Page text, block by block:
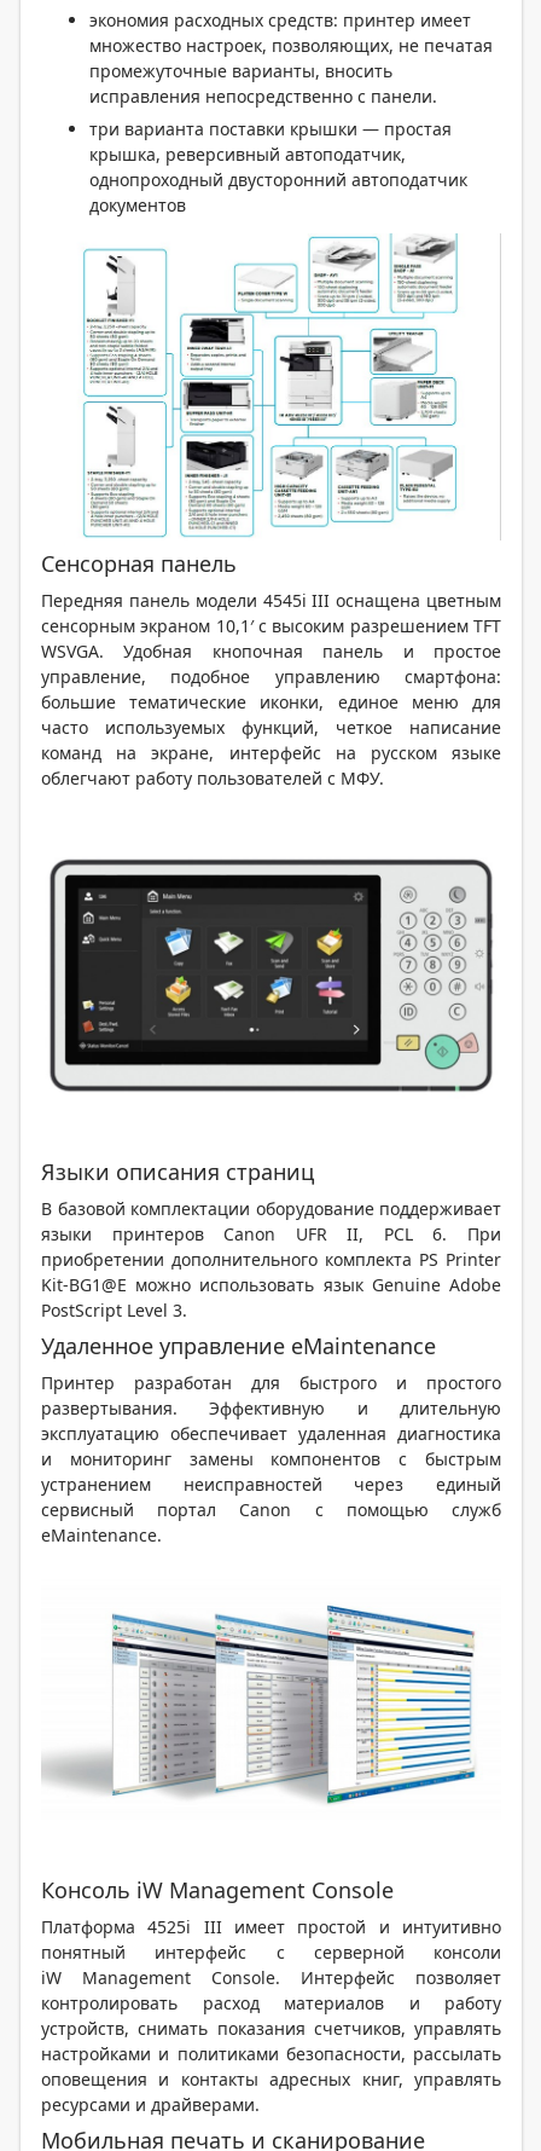
экономия расходных средств: принтер имеет
множество настроек, позволяющих, не печатая
промежуточные варианты, вносить
исправления непосредственно с панели.
три варианта поставки крышки — простая
крышка, реверсивный автоподатчик,
однопроходный двусторонний автоподатчик
документов
Сенсорная панель
Передняя панель модели 4545i III оснащена цветным
сенсорным экраном 10,1′ с высоким разрешением TFT
WSVGA. Удобная кнопочная панель и простое
управление, подобное управлению смартфона:
большие тематические иконки, единое меню для
часто используемых функций, четкое написание
команд на экране, интерфейс на русском языке
облегчают работу пользователей с МФУ.
Языки описания страниц
В базовой комплектации оборудование поддерживает
языки принтеров Canon UFR II, PCL 6. При
приобретении дополнительного комплекта PS Printer
Kit-BG1@E можно использовать язык Genuine Adobe
PostScript Level 3.
Удаленное управление eMaintenance
Принтер разработан для быстрого и простого
развертывания. Эффективную и длительную
эксплуатацию обеспечивает удаленная диагностика
и мониторинг замены компонентов с быстрым
устранением неисправностей через единый
сервисный портал Canon с помощью служб
eMaintenance.
Консоль iW Management Console
Платформа 4525i III имеет простой и интуитивно
понятный интерфейс с серверной консоли
iW Management Console. Интерфейс позволяет
контролировать расход материалов и работу
устройств, снимать показания счетчиков, управлять
настройками и политиками безопасности, рассылать
оповещения и контакты адресных книг, управлять
ресурсами и драйверами.
Мобильная печать и сканирование